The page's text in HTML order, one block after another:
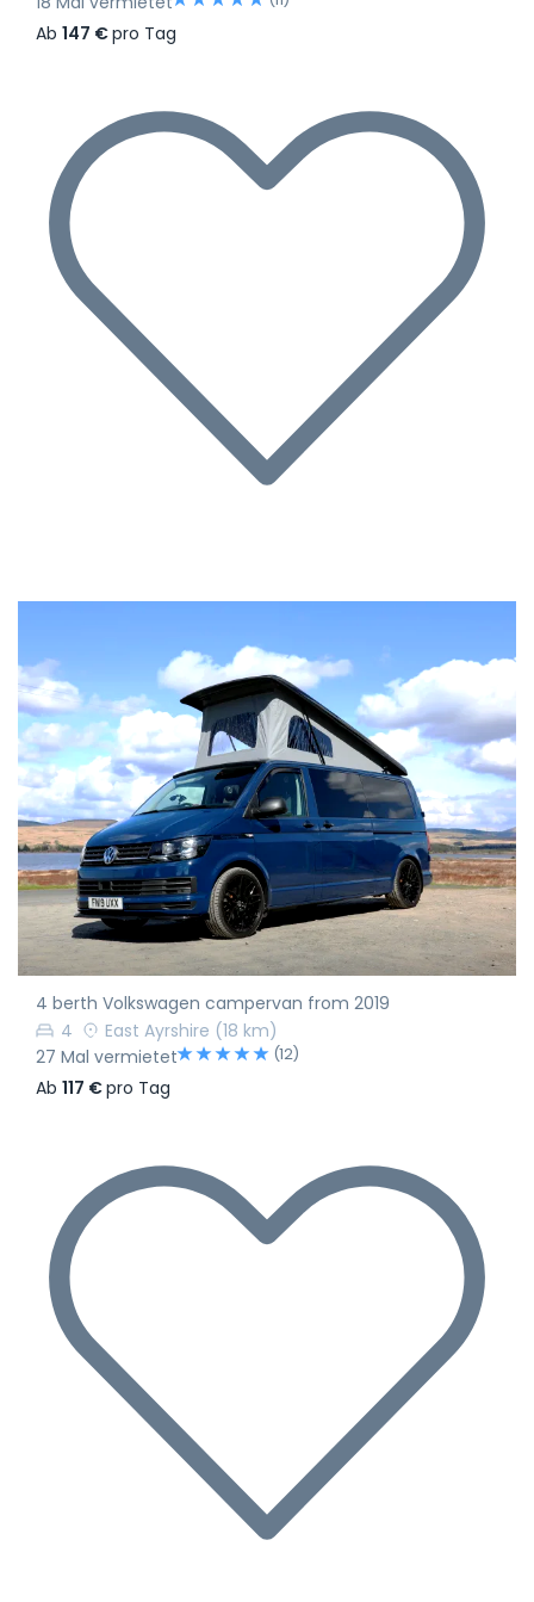
Ab 147 €pro Tag
4 berth Volkswagen campervan from 2019
4
East Ayrshire (18 km)
27 Mal vermietet
(12)
Ab 117 €pro Tag